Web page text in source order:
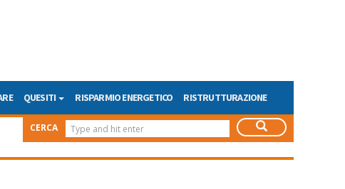
QUESITI RISPARMIO ENERGETICO RISTRUTTURAZIONE
CERCA